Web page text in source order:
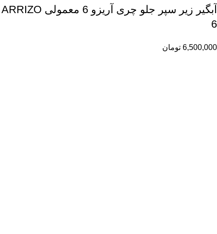
آبگیر زیر سپر جلو چری آریزو 6 معمولی ARRIZO
6
6,500,000 تومان